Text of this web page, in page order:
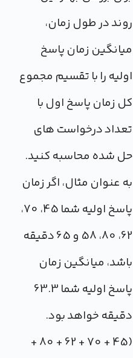
روند در طول زمان،
میانگین زمان پاسخ
اولیه را با تقسیم مجموع
کل زمان پاسخ اول با
تعداد درخواست های
حل شده محاسبه کنید.
به عنوان مثال، اگر زمان
پاسخ اولیه شما 45، 70،
62، 80، 58 و 65 دقیقه
باشد، میانگین زمان
پاسخ اولیه شما 63.3
دقیقه خواهد بود.
(45 + 70 + 62 + 80 +